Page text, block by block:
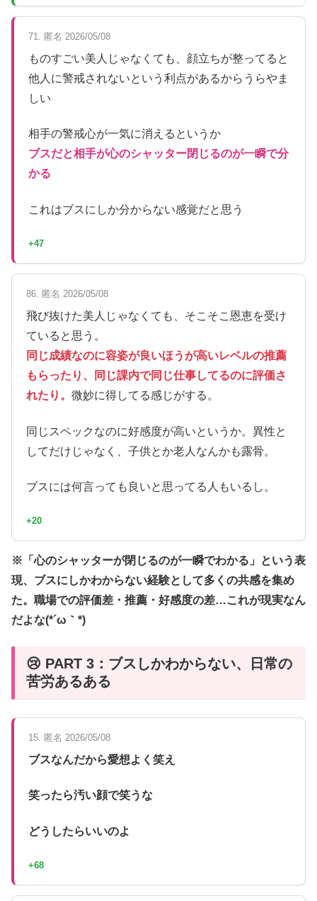
71. 匿名 2026/05/08
ものすごい美人じゃなくても、顔立ちが整ってると
他人に警戒されないという利点があるからうらやま
しい
相手の警戒心が一気に消えるというか
ブスだと相手が心のシャッター閉じるのが一瞬で分
かる
これはブスにしか分からない感覚だと思う
+47
86. 匿名 2026/05/08
飛び抜けた美人じゃなくても、そこそこ恩恵を受け
ていると思う。
同じ成績なのに容姿が良いほうが高いレベルの推薦
もらったり、同じ課内で同じ仕事してるのに評価さ
れたり。 微妙に得してる感じがする。
同じスペックなのに好感度が高いというか。異性と
してだけじゃなく、子供とか老人なんかも露骨。
ブスには何言っても良いと思ってる人もいるし。
+20
※「心のシャッターが閉じるのが一瞬でわかる」という表
現、ブスにしかわからない経験として多くの共感を集め
た。職場での評価差・推薦・好感度の差…これが現実なん
だよな(*´ω｀*)
😢 PART 3：ブスしかわからない、日常の
苦労あるある
15. 匿名 2026/05/08
ブスなんだから愛想よく笑え
笑ったら汚い顔で笑うな
どうしたらいいのよ
+68